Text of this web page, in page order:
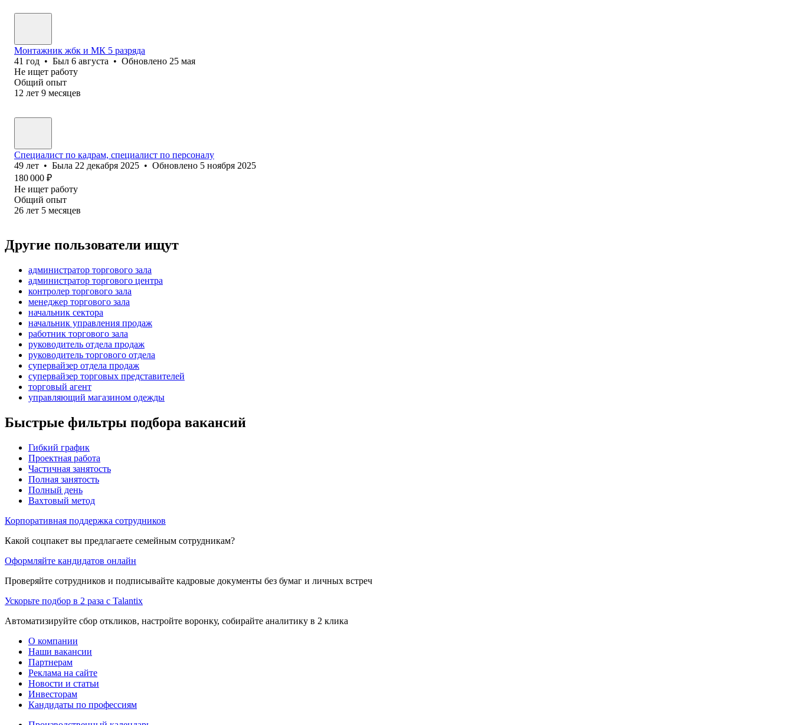
Монтажник жбк и МК 5 разряда
41 год • Был 6 августа • Обновлено 25 мая
Не ищет работу
Общий опыт
12 лет 9 месяцев
Специалист по кадрам, специалист по персоналу
49 лет • Была 22 декабря 2025 • Обновлено 5 ноября 2025
180 000 ₽
Не ищет работу
Общий опыт
26 лет 5 месяцев
Другие пользователи ищут
администратор торгового зала
администратор торгового центра
контролер торгового зала
менеджер торгового зала
начальник сектора
начальник управления продаж
работник торгового зала
руководитель отдела продаж
руководитель торгового отдела
супервайзер отдела продаж
супервайзер торговых представителей
торговый агент
управляющий магазином одежды
Быстрые фильтры подбора вакансий
Гибкий график
Проектная работа
Частичная занятость
Полная занятость
Полный день
Вахтовый метод
Корпоративная поддержка сотрудников
Какой соцпакет вы предлагаете семейным сотрудникам?
Оформляйте кандидатов онлайн
Проверяйте сотрудников и подписывайте кадровые документы без бумаг и личных встреч
Ускорьте подбор в 2 раза с Talantix
Автоматизируйте сбор откликов, настройте воронку, собирайте аналитику в 2 клика
О компании
Наши вакансии
Партнерам
Реклама на сайте
Новости и статьи
Инвесторам
Кандидаты по профессиям